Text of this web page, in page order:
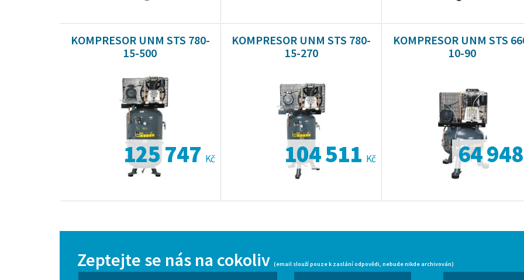
KOMPRESOR UNM STS 780-
15-500
125 747 Kč
KOMPRESOR UNM STS 780-
15-270
104 511 Kč
KOMPRESOR UNM STS
10-90
64
Zeptejte se nás na cokoliv (email slouží pouze k zaslání odpovědi, nebude nikde archivován)